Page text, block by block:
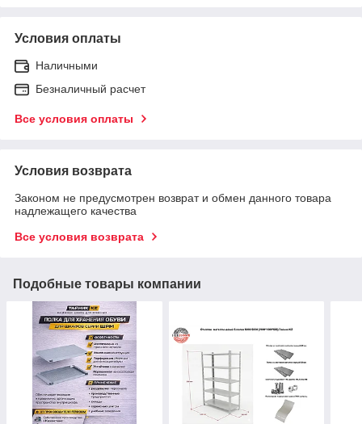
Условия оплаты
Наличными
Безналичный расчет
Все условия оплаты
Условия возврата
Законом не предусмотрен возврат и обмен данного товара
надлежащего качества
Все условия возврата
Подобные товары компании